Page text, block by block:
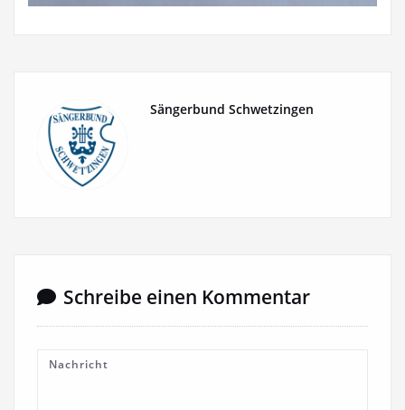
Sängerbund Schwetzingen
Schreibe einen Kommentar